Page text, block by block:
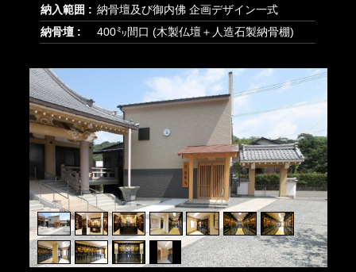
納入範囲 : 納骨壇及び御内佛 企画デザイン一式
納骨壇 :
400㍉間口 (木製仏壇＋人造石製納骨棚)